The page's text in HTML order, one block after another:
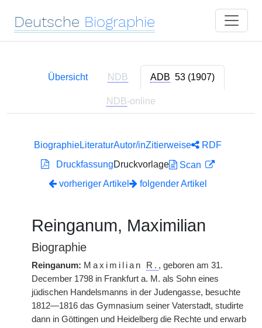
Deutsche Biographie
Übersicht NDB ADB 53 (1907)
NDB-online
BiographieLiteraturAutor/inZitierweise
RDF
DruckfassungDruckvorlage
Scan
vorheriger Artikel
folgender Artikel
Reinganum, Maximilian
Biographie
Reinganum: Maximilian R. , geboren am 31.
December 1798 in Frankfurt a. M. als Sohn eines
jüdischen Handelsmanns in der Judengasse, besuchte
1812—1816 das Gymnasium seiner Vaterstadt, studirte
dann in Göttingen und Heidelberg die Rechte und erwarb